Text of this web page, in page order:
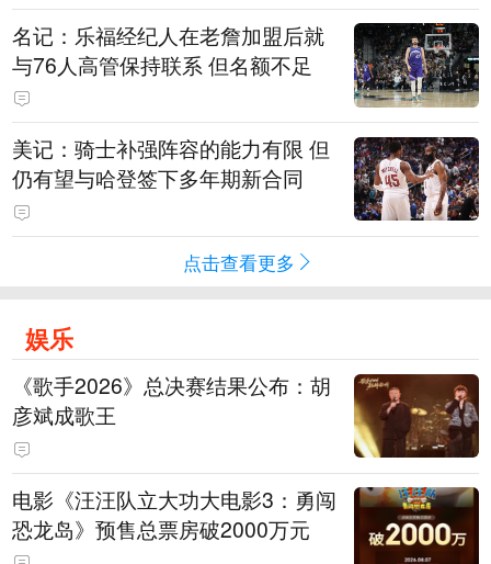
名记：乐福经纪人在老詹加盟后就
与76人高管保持联系 但名额不足
美记：骑士补强阵容的能力有限 但
仍有望与哈登签下多年期新合同
点击查看更多
娱乐
《歌手2026》总决赛结果公布：胡
彦斌成歌王
电影《汪汪队立大功大电影3：勇闯
恐龙岛》预售总票房破2000万元